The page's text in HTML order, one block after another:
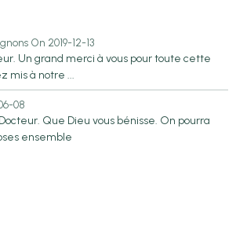
On 2019-12-13
Un grand merci à vous pour toute cette
mis à notre ...
08
Que Dieu vous bénisse. On pourra
ensemble